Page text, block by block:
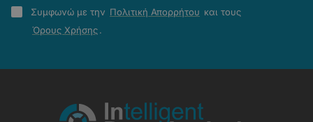
Πολιτική
Απορρήτου
Συμφωνώ με την Πολιτική Απορρήτου και τους
Όρους Χρήσης.